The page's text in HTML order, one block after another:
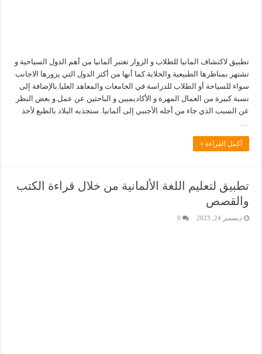
تطبيق لاكتشاف المانيا للطلاب و الزوار تعتبر ألمانيا من أهم الدول السياحية و
تشتهر بمناظرها الطبيعية والخلابة.كما أنها من أكثر الدول التي يزورها الاجانب
سواء للسياحة أو الطلاب للدراسة في الجامعات والمعاهد العليا.بالإضافة إلى
نسبة كبيرة من العمال المهرة و الأكاديميين و الباحثين عن عمل.و بغض النظر
عن السبب الذي جاء من أجله الأجنبي إلى ألمانيا. ستجذبه البلاد بالطبع لأخذ
…
أكمل القراءة »
تطبيق لتعليم اللغة الألمانية من خلال قراءة الكتب
والقصص
ديسمبر 24, 2023 0